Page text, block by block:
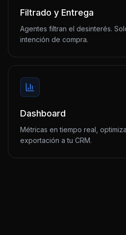
Filtrado y Entrega
Agentes filtran el desinterés.
intención de compra.
Dashboard
Métricas en tiempo real,
exportación a tu CRM.